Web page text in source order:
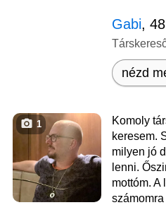
Gabi, 48
nézd
1
Komoly
keresem.
milyen jó
lenni.
mottóm. A